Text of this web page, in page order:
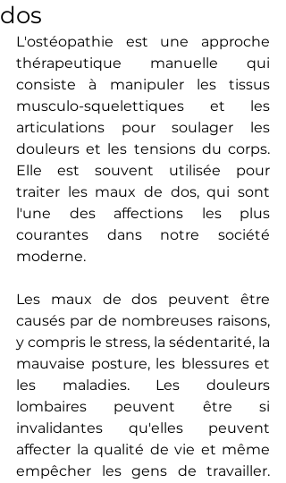
dos
L'ostéopathie est une approche
thérapeutique manuelle qui
consiste à manipuler les tissus
musculo-squelettiques et les
articulations pour soulager les
douleurs et les tensions du corps.
Elle est souvent utilisée pour
traiter les maux de dos, qui sont
l'une des affections les plus
courantes dans notre société
moderne.
Les maux de dos peuvent être
causés par de nombreuses raisons,
y compris le stress, la sédentarité, la
mauvaise posture, les blessures et
les maladies. Les douleurs
lombaires peuvent être si
invalidantes qu'elles peuvent
affecter la qualité de vie et même
empêcher les gens de travailler.